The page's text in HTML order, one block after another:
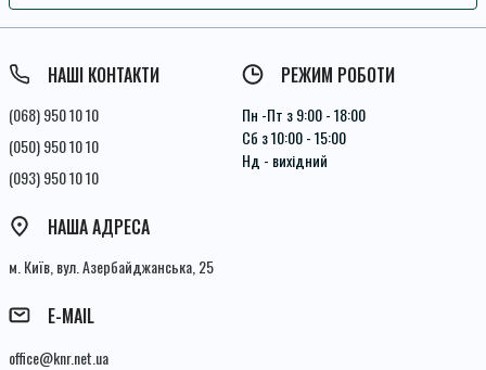
Умови угоди
НАШІ КОНТАКТИ
(068) 950 10 10
(050) 950 10 10
(093) 950 10 10
РЕЖИМ РОБОТИ
Пн -Пт з 9:00 - 18:00
Сб з 10:00 - 15:00
Нд - вихідний
НАША АДРЕСА
м. Київ, вул. Азербайджанська, 25
E-MAIL
office@knr.net.ua